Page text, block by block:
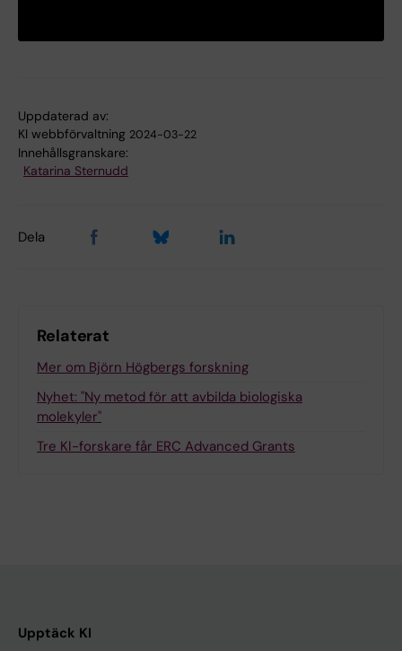
Uppdaterad av:
KI webbförvaltning 2024-03-22
Innehållsgranskare:
Katarina Sternudd
Dela
Relaterat
Mer om Björn Högbergs forskning
Nyhet: "Ny metod för att avbilda biologiska
molekyler"
Tre KI-forskare får ERC Advanced Grants
Upptäck KI